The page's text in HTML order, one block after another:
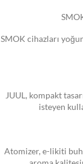
SMOK cihazları
JUUL, kompakt
isteyen
Atomizer, e-likiti